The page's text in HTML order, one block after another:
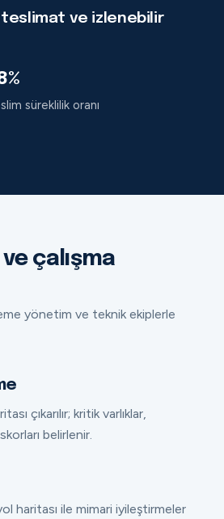
ve izlenebilir
süreklilik oranı
çalışma
yönetim ve teknik ekiplerle
çıkarılır; kritik varlıklar,
belirlenir.
haritası ile mimari iyileştirmeler